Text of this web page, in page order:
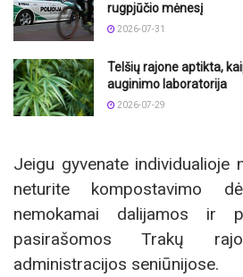
rugpjūčio mėnesį
2026-07-31
Telšių rajone aptikta,
auginimo laboratorija
2026-07-29
Jeigu gyvenate individualioje
neturite
nemokamai dalijamos ir
pasirašomos Trakų
administracijos seniūnijose.